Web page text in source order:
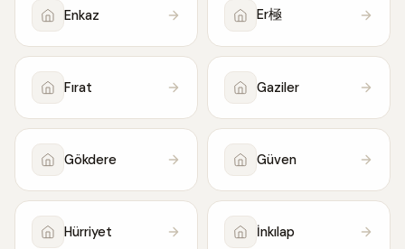
Enkaz Er極
Fırat Gaziler
Gökdere Güven
Hürriyet İnkılap